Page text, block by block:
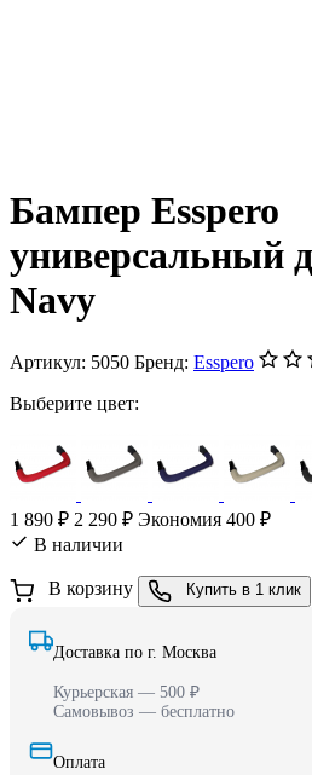
Бампер Esspero
универсальный
Navy
Артикул: 5050 Бренд: Esspero
Выберите цвет:
1 890 ₽ 2 290 ₽ Экономия 400 ₽
В наличии
В корзину Купить в 1 клик
Доставка по г. Москва
Курьерская — 500 ₽
Самовывоз — бесплатно
Оплата